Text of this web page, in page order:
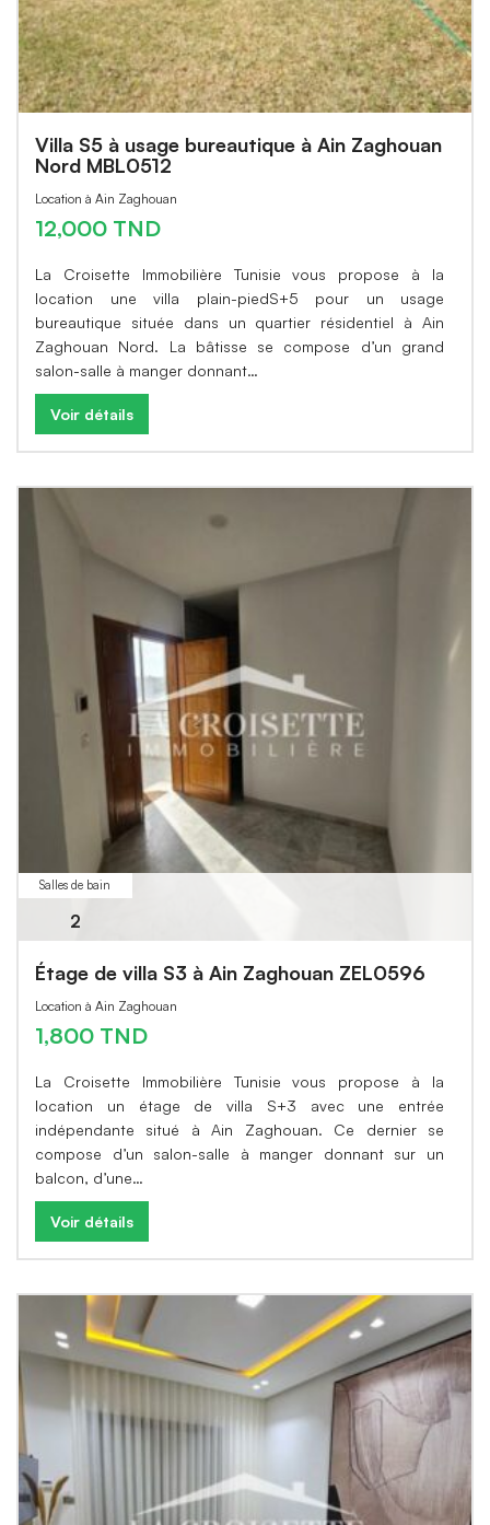
Villa S5 à usage bureautique à Ain Zaghouan
Nord MBL0512
Location à Ain Zaghouan
12,000 TND
La Croisette Immobilière Tunisie vous propose à la
location une villa plain-piedS+5 pour un usage
bureautique située dans un quartier résidentiel à Ain
Zaghouan Nord. La bâtisse se compose d’un grand
salon-salle à manger donnant…
Voir détails
Salles de bain
2
Étage de villa S3 à Ain Zaghouan ZEL0596
Location à Ain Zaghouan
1,800 TND
La Croisette Immobilière Tunisie vous propose à la
location un étage de villa S+3 avec une entrée
indépendante situé à Ain Zaghouan. Ce dernier se
compose d’un salon-salle à manger donnant sur un
balcon, d’une…
Voir détails